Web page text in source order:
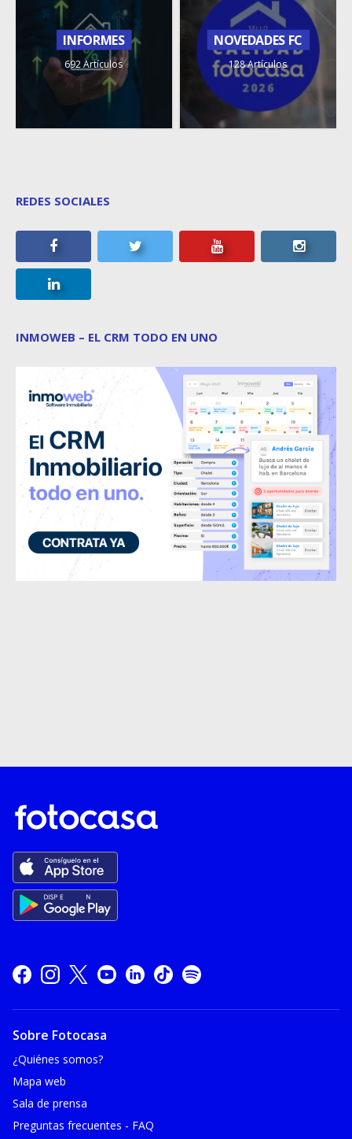
INFORMES
692 Artículos
NOVEDADES FC
128 Artículos
REDES SOCIALES
INMOWEB – EL CRM TODO EN UNO
Sobre Fotocasa
¿Quiénes somos?
Mapa web
Sala de prensa
Preguntas frecuentes - FAQ